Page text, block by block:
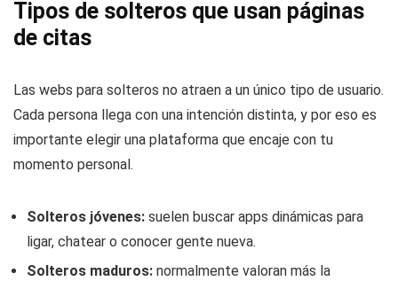
Tipos de solteros que usan páginas
de citas
Las webs para solteros no atraen a un único tipo de usuario.
Cada persona llega con una intención distinta, y por eso es
importante elegir una plataforma que encaje con tu
momento personal.
Solteros jóvenes: suelen buscar apps dinámicas para
ligar, chatear o conocer gente nueva.
Solteros maduros: normalmente valoran más la